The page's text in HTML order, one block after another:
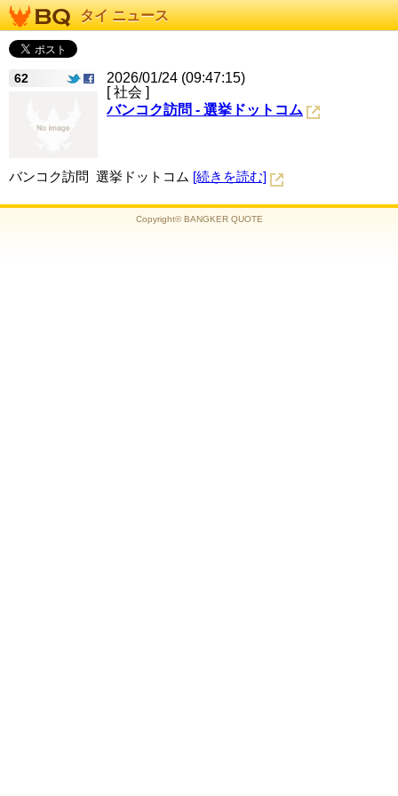
タイ ニュース
62
2026/01/24 (09:47:15)
[ 社会 ]
バンコク訪問 - 選挙ドットコム
バンコク訪問 選挙ドットコム [続きを読む]
Copyright© BANGKER QUOTE